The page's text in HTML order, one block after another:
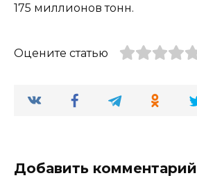
175 миллионов тонн.
Оцените статью
Добавить комментарий